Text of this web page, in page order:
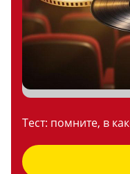
Тест: помните, в